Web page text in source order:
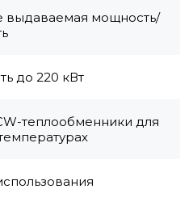
выдаваемая мощность/
до 220 кВт
теплообменники для